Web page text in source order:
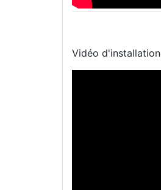
Vidéo d'installation